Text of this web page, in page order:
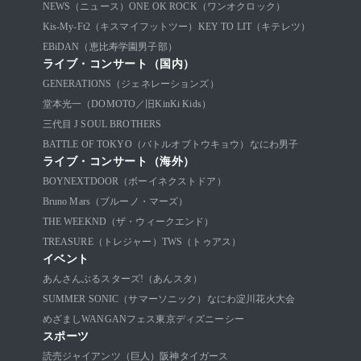
NEWS（ニュース） ONE OK ROCK（ワンオクロック）
Kis-My-Ft2（キスマイフットツー） KEY TO LIT（キテレツ）
EBiDAN（恵比寿学園男子部）
ライブ・コンサート（国内）
GENERATIONS（ジェネレーションズ）
堂本光一（DOMOTO／旧KinKi Kids）
三代目 J SOUL BROTHERS
BATTLE OF TOKYO（バトルオブトウキョウ）
なにわ男子
ライブ・コンサート（海外）
BOYNEXTDOOR（ボーイネクストドア）
Bruno Mars（ブルーノ・マーズ）
THE WEEKND（ザ・ウィークエンド）
TREASURE（トレジャー） TWS（トゥアス）
イベント
あんさんぶるスターズ!（あんスタ）
SUMMER SONIC（サマーソニック） なにわ淀川花火大会
めざましWANGANフェス東京ディズニーシー
スポーツ
読売ジャイアンツ（巨人） 阪神タイガース